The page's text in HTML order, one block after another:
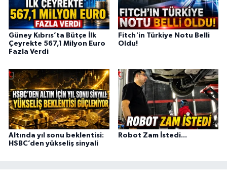
Güney Kıbrıs’ta Bütçe İlk
Çeyrekte 567,1 Milyon Euro
Fazla Verdi
Fitch'in Türkiye Notu Belli
Oldu!
Altında yıl sonu beklentisi:
HSBC’den yükseliş sinyali
Robot Zam İstedi...